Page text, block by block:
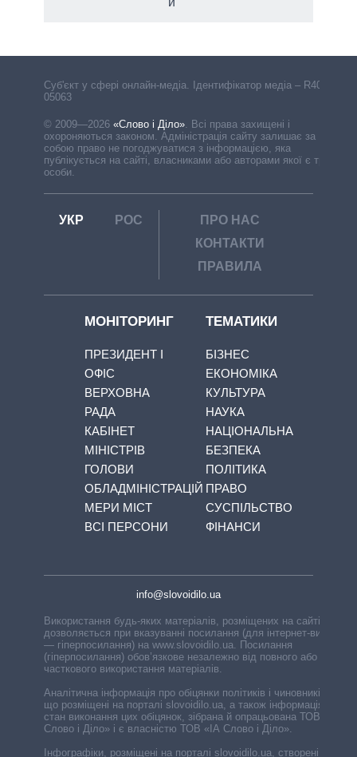
Cуб'єкт у сфері онлайн-медіа. Ідентифікатор медіа – R40-
05063
© 2009—2026 «Слово і Діло». Всі права захищені і
охороняються законом. Адміністрація сайту залишає за
собою право не погоджуватися з інформацією, яка
публікується на сайті, власниками або авторами якої є треті
особи.
УКР РОС
ПРО НАС
КОНТАКТИ
ПРАВИЛА
МОНІТОРИНГ
ПРЕЗИДЕНТ І
ОФІС
ВЕРХОВНА
РАДА
КАБІНЕТ
МІНІСТРІВ
ГОЛОВИ
ОБЛАДМІНІСТРАЦІЙ
МЕРИ МІСТ
ВСІ ПЕРСОНИ
ТЕМАТИКИ
БІЗНЕС
ЕКОНОМІКА
КУЛЬТУРА
НАУКА
НАЦІОНАЛЬНА
БЕЗПЕКА
ПОЛІТИКА
ПРАВО
СУСПІЛЬСТВО
ФІНАНСИ
info@slovoidilo.ua
Використання будь-яких матеріалів, розміщених на сайті,
дозволяється при вказуванні посилання (для інтернет-видань
— гіперпосилання) на www.slovoidilo.ua. Посилання
(гіперпосилання) обов’язкове незалежно від повного або
часткового використання матеріалів.
Аналітична інформація про обіцянки політиків і чиновників,
що розміщені на порталі slovoidilo.ua, а також інформація про
стан виконання цих обіцянок, зібрана й опрацьована ТОВ «ІА
Слово і Діло» і є власністю ТОВ «ІА Слово і Діло».
Інфографіки, розміщені на порталі slovoidilo.ua, створені ГО